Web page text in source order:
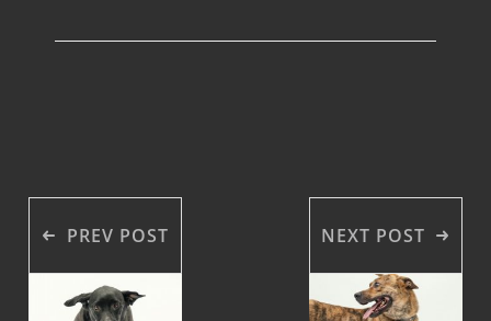
PREV POST NEXT POST